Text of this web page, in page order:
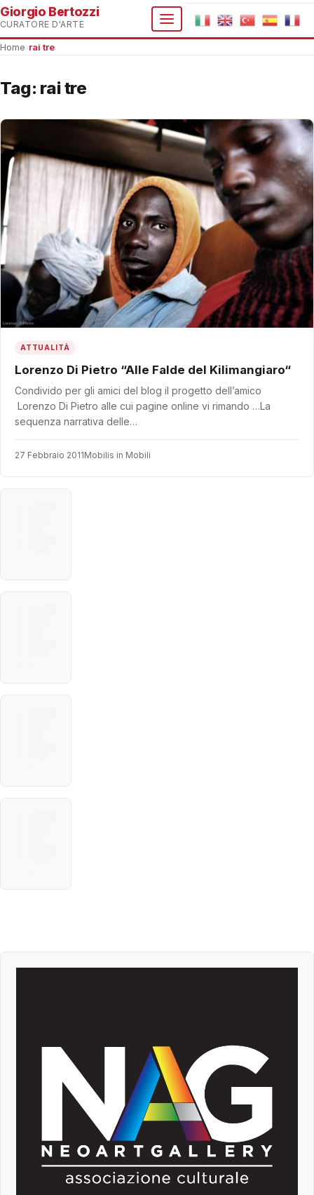
Giorgio Bertozzi
CURATORE D'ARTE
Home rai tre
Tag: rai tre
ATTUALITÀ
Lorenzo Di Pietro “Alle Falde del Kilimangiaro“
Condivido per gli amici del blog il progetto dell’amico
Lorenzo Di Pietro alle cui pagine online vi rimando …La
sequenza narrativa delle…
27 Febbraio 2011Mobilis in Mobili